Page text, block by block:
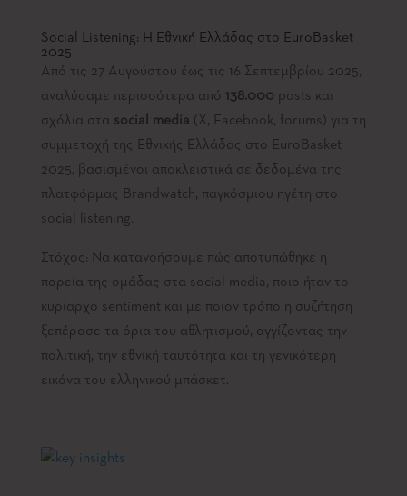
Social Listening: Η Εθνική Ελλάδας στο EuroBasket
2025
Από τις 27 Αυγούστου έως τις 16 Σεπτεμβρίου 2025,
αναλύσαμε περισσότερα από 138.000 posts και
σχόλια στα social media (X, Facebook, forums) για τη
συμμετοχή της Εθνικής Ελλάδας στο EuroBasket
2025, βασισμένοι αποκλειστικά σε δεδομένα της
πλατφόρμας Brandwatch, παγκόσμιου ηγέτη στο
social listening.
Στόχος: Να κατανοήσουμε πώς αποτυπώθηκε η
πορεία της ομάδας στα social media, ποιο ήταν το
κυρίαρχο sentiment και με ποιον τρόπο η συζήτηση
ξεπέρασε τα όρια του αθλητισμού, αγγίζοντας την
πολιτική, την εθνική ταυτότητα και τη γενικότερη
εικόνα του ελληνικού μπάσκετ.